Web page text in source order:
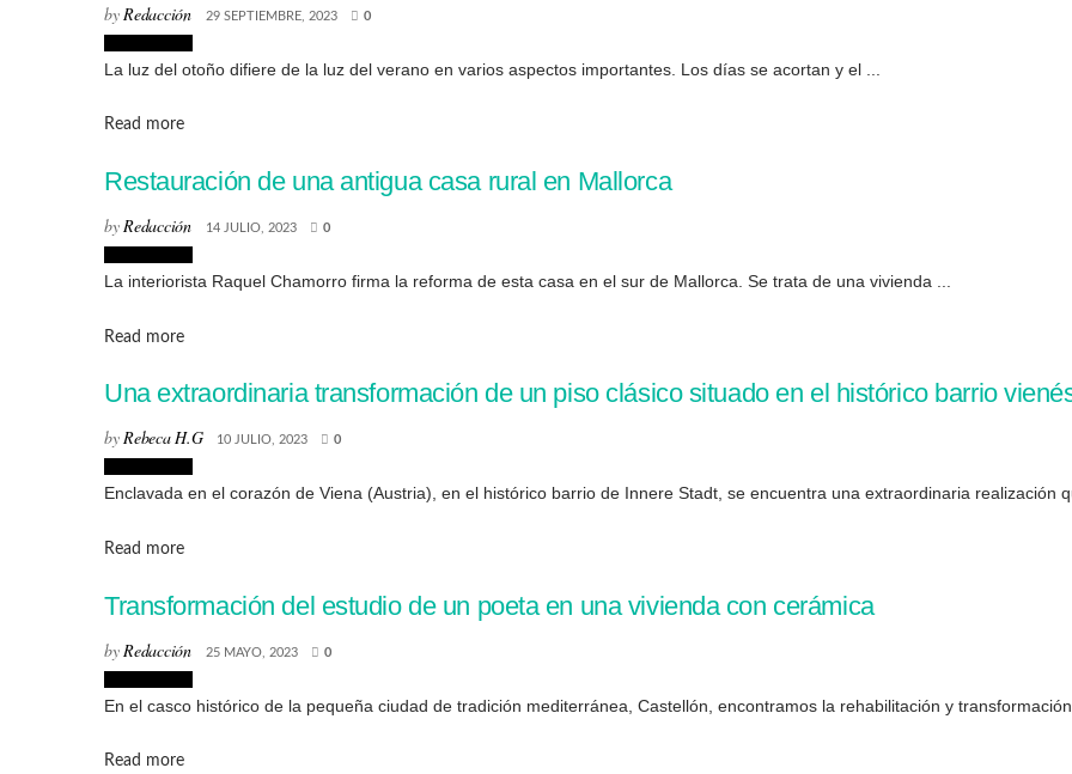
by Redacción 29 SEPTIEMBRE, 2023 0
La luz del otoño difiere de la luz del verano en varios aspectos importantes. Los días se acortan y el ...
Read moreDetails
Restauración de una antigua casa rural en Mallorca
byRedacción 14 JULIO, 2023 0
La interiorista Raquel Chamorro firma la reforma de esta casa en el sur de Mallorca. Se trata de una vivienda ...
Read moreDetails
Una extraordinaria transformación de un piso clásico situado en el histórico barrio
byRebeca H.G 10 JULIO, 2023 0
Enclavada en el corazón de Viena (Austria), en el histórico barrio de Innere Stadt, se encuentra una extraordinaria realización
Read moreDetails
Transformación del estudio de un poeta en una vivienda con cerámica
by Redacción 25 MAYO, 2023 0
En el casco histórico de la pequeña ciudad de tradición mediterránea, Castellón, encontramos la rehabilitación y transformación
Read moreDetails